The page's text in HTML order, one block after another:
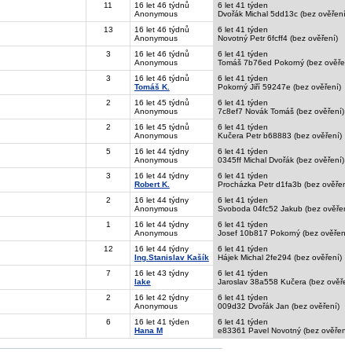
11
16 let 46 týdnů
Anonymous
6 let 41 týden
Dvořák Michal 5dd13c (bez
13
16 let 46 týdnů
Anonymous
6 let 41 týden
Novotný Petr 6fcff4 (bez ověření)
3
16 let 46 týdnů
Anonymous
6 let 41 týden
Tomáš 7b76ed Pokorný (bez
3
16 let 46 týdnů
Tomáš K.
6 let 41 týden
Pokorný Jiří 59247e (bez ověření)
2
16 let 45 týdnů
Anonymous
6 let 41 týden
7c8ef7 Novák Tomáš (bez ověření)
2
16 let 45 týdnů
Anonymous
6 let 41 týden
Kučera Petr b68883 (bez ověření)
5
16 let 44 týdny
Anonymous
6 let 41 týden
0345ff Michal Dvořák (bez ověření)
3
16 let 44 týdny
Robert K.
6 let 41 týden
Procházka Petr d1fa3b (bez
2
16 let 44 týdny
Anonymous
6 let 41 týden
Svoboda 04fc52 Jakub (bez
1
16 let 44 týdny
Anonymous
6 let 41 týden
Josef 10b817 Pokorný (bez
12
16 let 44 týdny
Ing.Stanislav Kašík
6 let 41 týden
Hájek Michal 2fe294 (bez ověření)
7
16 let 43 týdny
lake
6 let 41 týden
Jaroslav 38a558 Kučera (bez
2
16 let 42 týdny
Anonymous
6 let 41 týden
009d32 Dvořák Jan (bez ověření)
6
16 let 41 týden
Hana M
6 let 41 týden
e83361 Pavel Novotný (bez